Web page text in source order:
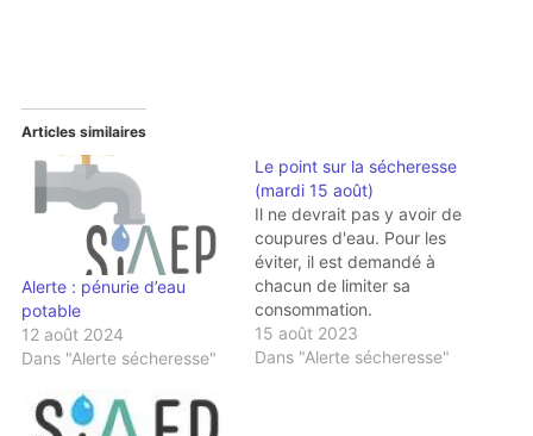
Articles similaires
Alerte : pénurie d’eau
potable
12 août 2024
Dans "Alerte sécheresse"
Le point sur la sécheresse
(mardi 15 août)
Il ne devrait pas y avoir de
coupures d'eau. Pour les
éviter, il est demandé à
chacun de limiter sa
consommation.
15 août 2023
Dans "Alerte sécheresse"